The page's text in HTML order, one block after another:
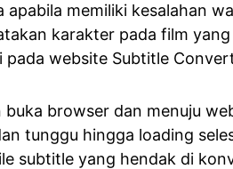
apabila memiliki kesalahan
karakter pada film
website Subtitle
buka browser dan menuju
tunggu hingga loading
subtitle yang hendak di